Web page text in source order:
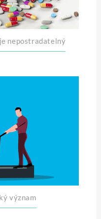
nepostradatelný
význam